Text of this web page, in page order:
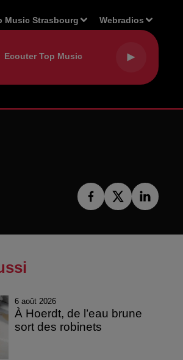
Music Strasbourg Webradios
6 août 2026
À Hoerdt, de l’eau brune
sort des robinets